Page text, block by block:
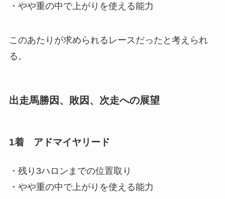
・やや重の中で上がりを使える能力
このあたりが求められるレースだったと考えられ
る。
出走馬勝因、敗因、次走への展望
1着 アドマイヤリード
・残り3ハロンまでの位置取り
・やや重の中で上がりを使える能力